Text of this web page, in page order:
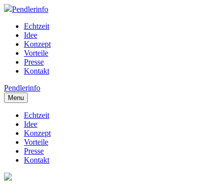
Pendlerinfo
Echtzeit
Idee
Konzept
Vorteile
Presse
Kontakt
Pendlerinfo
Menu
Echtzeit
Idee
Konzept
Vorteile
Presse
Kontakt